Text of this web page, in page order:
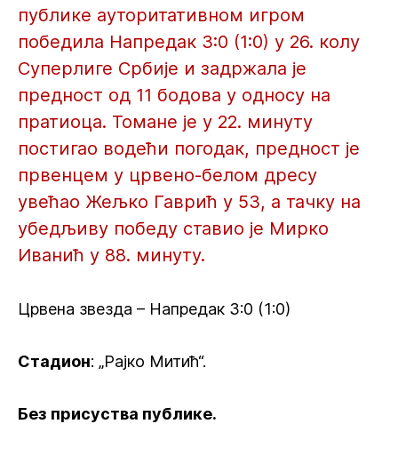
публике ауторитативном игром
победила Напредак 3:0 (1:0) у 26. колу
Суперлиге Србије и задржала је
предност од 11 бодова у односу на
пратиоца. Томане је у 22. минуту
постигао водећи погодак, предност је
првенцем у црвено-белом дресу
увећао Жељко Гаврић у 53, а тачку на
убедљиву победу ставио је Мирко
Иванић у 88. минуту.
Црвена звезда – Напредак 3:0 (1:0)
Стадион: „Рајко Митић“.
Без присуства публике.